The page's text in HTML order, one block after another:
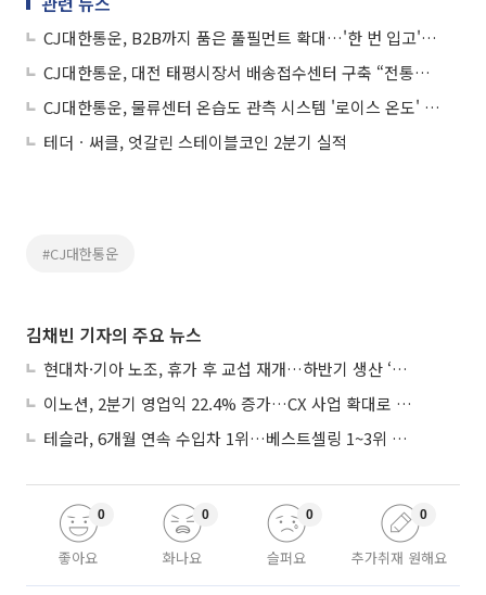
CJ대한통운, B2B까지 품은 풀필먼트 확대…'한 번 입고'로 출하·배송 통합
CJ대한통운, 대전 태평시장서 배송접수센터 구축 “전통시장 활성화 기대”
CJ대한통운, 물류센터 온습도 관측 시스템 '로이스 온도' 개발
테더ㆍ써클, 엇갈린 스테이블코인 2분기 실적
#CJ대한통운
김채빈 기자의 주요 뉴스
현대차·기아 노조, 휴가 후 교섭 재개…하반기 생산 ‘분수령’
이노션, 2분기 영업익 22.4% 증가…CX 사업 확대로 성장세 지속
테슬라, 6개월 연속 수입차 1위…베스트셀링 1~3위 싹쓸이
좋아요
0
화나요
0
슬퍼요
0
추가취재 원해요
0